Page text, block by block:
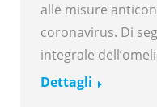
alle misure
coronavirus. Di
integrale
Dettagli